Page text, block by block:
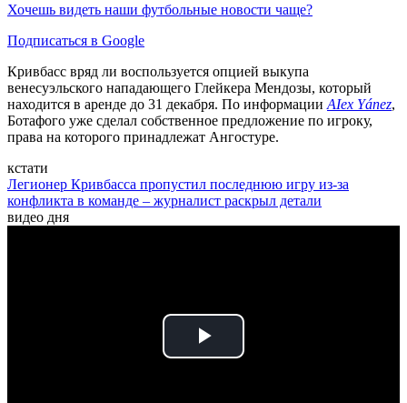
Хочешь видеть наши футбольные новости чаще?
Подписаться в Google
Кривбасс вряд ли воспользуется опцией выкупа
венесуэльского нападающего Глейкера Мендозы, который
находится в аренде до 31 декабря. По информации АІех Yánez,
Ботафого уже сделал собственное предложение по игроку,
права на которого принадлежат Ангостуре.
кстати
Легионер Кривбасса пропустил последнюю игру из-за
конфликта в команде – журналист раскрыл детали
видео дня
Play